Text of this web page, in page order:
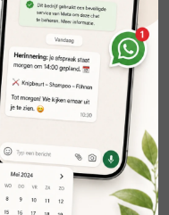
koppelen, houd je meer
wanneer bepaalde
voorkomt dat je agenda
het rooster dat jij instelt.
terwijl jij de regie